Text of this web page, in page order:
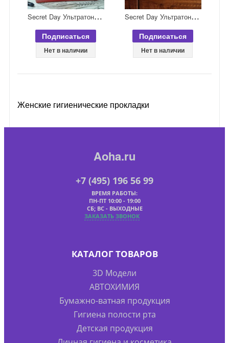
S
ecret Day Ультратонкие дышащие органические прокладки 24,5 см 16 шт
Подписаться
Нет в наличии
S
ecret Day Ультратонкие дышащие органические прокладки 28 см 14 шт
Подписаться
Нет в наличии
Женские гигиенические прокладки
Aoha.ru
+7 (495) 196 56 99
ВРЕМЯ РАБОТЫ:
ПН-ПТ 10:00 - 19:00
СБ; ВС - ВЫХОДНЫЕ
ЗАКАЗАТЬ ЗВОНОК
КАТАЛОГ ТОВАРОВ
3D Модели
АВТОХИМИЯ
Бумажно-ватная продукция
Гигиена полости рта
Детская продукция